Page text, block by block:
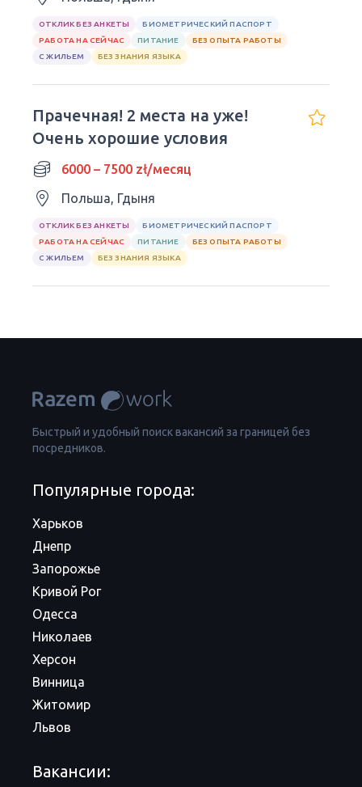
ОТКЛИК БЕЗ АНКЕТЫ
БИОМЕТРИЧЕСКИЙ ПАСПОРТ
РАБОТА НА СЕЙЧАС
ПИТАНИЕ
БЕЗ ОПЫТА РАБОТЫ
С ЖИЛЬЕМ
БЕЗ ЗНАНИЯ ЯЗЫКА
Прачечная! 2 места на уже!
Очень хорошие условия
6000 – 7500 zł/месяц
Польша, Гдыня
ОТКЛИК БЕЗ АНКЕТЫ
БИОМЕТРИЧЕСКИЙ ПАСПОРТ
РАБОТА НА СЕЙЧАС
ПИТАНИЕ
БЕЗ ОПЫТА РАБОТЫ
С ЖИЛЬЕМ
БЕЗ ЗНАНИЯ ЯЗЫКА
Быстрый и удобный поиск вакансий за границей без
посредников.
Популярные города:
Харьков
Днепр
Запорожье
Кривой Рог
Одесса
Николаев
Херсон
Винница
Житомир
Львов
Вакансии: